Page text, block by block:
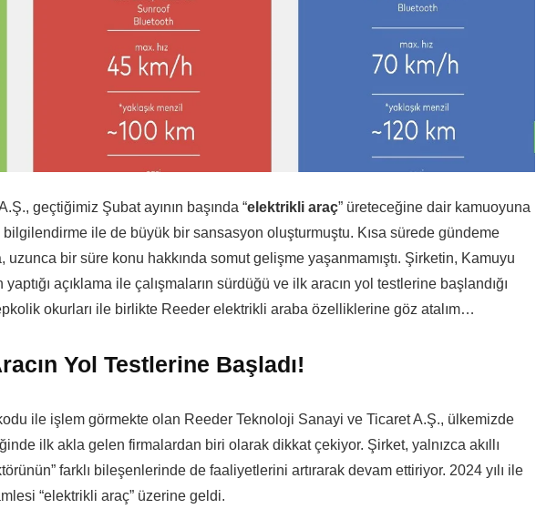
geçtiğimiz Şubat ayının başında “elektrikli araç” üreteceğine dair kamuoyuna
ile de büyük bir sansasyon oluşturmuştu. Kısa sürede gündeme
uzunca bir süre konu hakkında somut gelişme yaşanmamıştı. Şirketin, Kamuyu
açıklama ile çalışmaların sürdüğü ve ilk aracın yol testlerine başlandığı
okurları ile birlikte Reeder elektrikli araba özelliklerine göz atalım…
Yol Testlerine Başladı!
ile işlem görmekte olan Reeder Teknoloji Sanayi ve Ticaret A.Ş., ülkemizde
ilk akla gelen firmalardan biri olarak dikkat çekiyor. Şirket, yalnızca akıllı
farklı bileşenlerinde de faaliyetlerini artırarak devam ettiriyor. 2024 yılı ile
“elektrikli araç” üzerine geldi.